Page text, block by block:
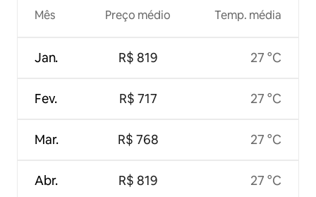
Mês
Jan.
Fev.
Mar.
Abr.
Preço médio
R$ 819
R$ 717
R$ 768
R$ 819
Temp. média
27 °C
27 °C
27 °C
27 °C